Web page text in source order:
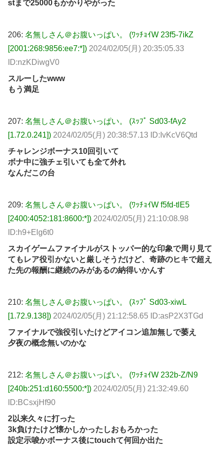
stまで25000もかかりやがった
206: 名無しさん＠お腹いっぱい。 (ﾜｯﾁｮｲW 23f5-7ikZ
[2001:268:9856:ee7:*]) 2024/02/05(月) 20:35:05.33
ID:nzKDiwgV0
スルーしたwww
もう満足
207: 名無しさん＠お腹いっぱい。 (ｽｯﾌﾟ Sd03-fAy2
[1.72.0.241]) 2024/02/05(月) 20:38:57.13 ID:IvKcV6Qtd
チャレンジボーナス10回引いて
ボナ中に強チェ引いても全て外れ
なんだこの台
209: 名無しさん＠お腹いっぱい。 (ﾜｯﾁｮｲW f5fd-tlE5
[2400:4052:181:8600:*]) 2024/02/05(月) 21:10:08.98
ID:h9+Elg6t0
スカイゲームファイナルがストッパー的な印象で周り見て
てもレア役引かないと厳しそうだけど、奇跡のヒキで超え
た先の報酬に継続のみがあるの納得いかんす
210: 名無しさん＠お腹いっぱい。 (ｽｯﾌﾟ Sd03-xiwL
[1.72.9.138]) 2024/02/05(月) 21:12:58.65 ID:asP2X3TGd
ファイナルで強役引いたけどアイコン追加無しで萎え
夕夜の概念無いのかな
212: 名無しさん＠お腹いっぱい。 (ﾜｯﾁｮｲW 232b-Z/N9
[240b:251:d160:5500:*]) 2024/02/05(月) 21:32:49.60
ID:BCsxjHf90
2以来久々に打った
3k負けたけど懐かしかったしおもろかった
設定示唆かボーナス後にtouchて何回か出た